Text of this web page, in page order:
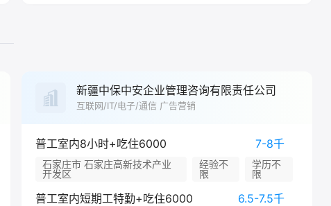
新疆中保中安企业管理咨询有限责任公司
互联网/IT/电子/通信 广告营销
普工室内8小时+吃住6000 7-8千
石家庄市 石家庄高新技术产业
开发区
经验不
限
学历不
限
普工室内短期工特勤+吃住6000 6.5-7.5千